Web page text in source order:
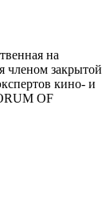
на
членом закрытой
кино- и
OF